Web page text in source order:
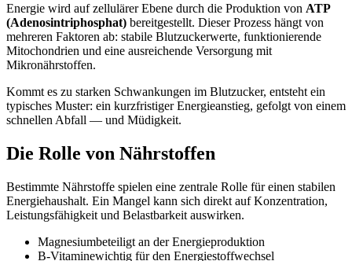
Energie wird auf zellulärer Ebene durch die Produktion von ATP
(Adenosintriphosphat) bereitgestellt. Dieser Prozess hängt von
mehreren Faktoren ab: stabile Blutzuckerwerte, funktionierende
Mitochondrien und eine ausreichende Versorgung mit
Mikronährstoffen.
Kommt es zu starken Schwankungen im Blutzucker, entsteht ein
typisches Muster: ein kurzfristiger Energieanstieg, gefolgt von einem
schnellen Abfall — und Müdigkeit.
Die Rolle von Nährstoffen
Bestimmte Nährstoffe spielen eine zentrale Rolle für einen stabilen
Energiehaushalt. Ein Mangel kann sich direkt auf Konzentration,
Leistungsfähigkeit und Belastbarkeit auswirken.
Magnesiumbeteiligt an der Energieproduktion
B-Vitaminewichtig für den Energiestoffwechsel